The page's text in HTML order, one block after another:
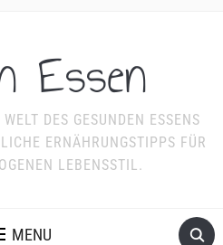
Essen
DES GESUNDEN ESSENS
ERNÄHRUNGSTIPPS FÜR
LEBENSSTIL.
MENU